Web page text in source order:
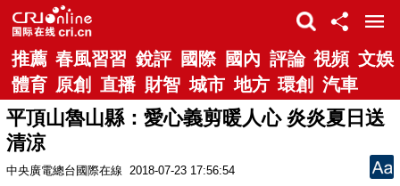
推薦 春風習習 銳評 國際 國內 評論 視頻 文娛
體育 原創 直播 財智 城市 地方 環創 汽車
平頂山魯山縣：愛心義剪暖人心 炎炎夏日送
清涼
中央廣電總台國際在線 2018-07-23 17:56:54